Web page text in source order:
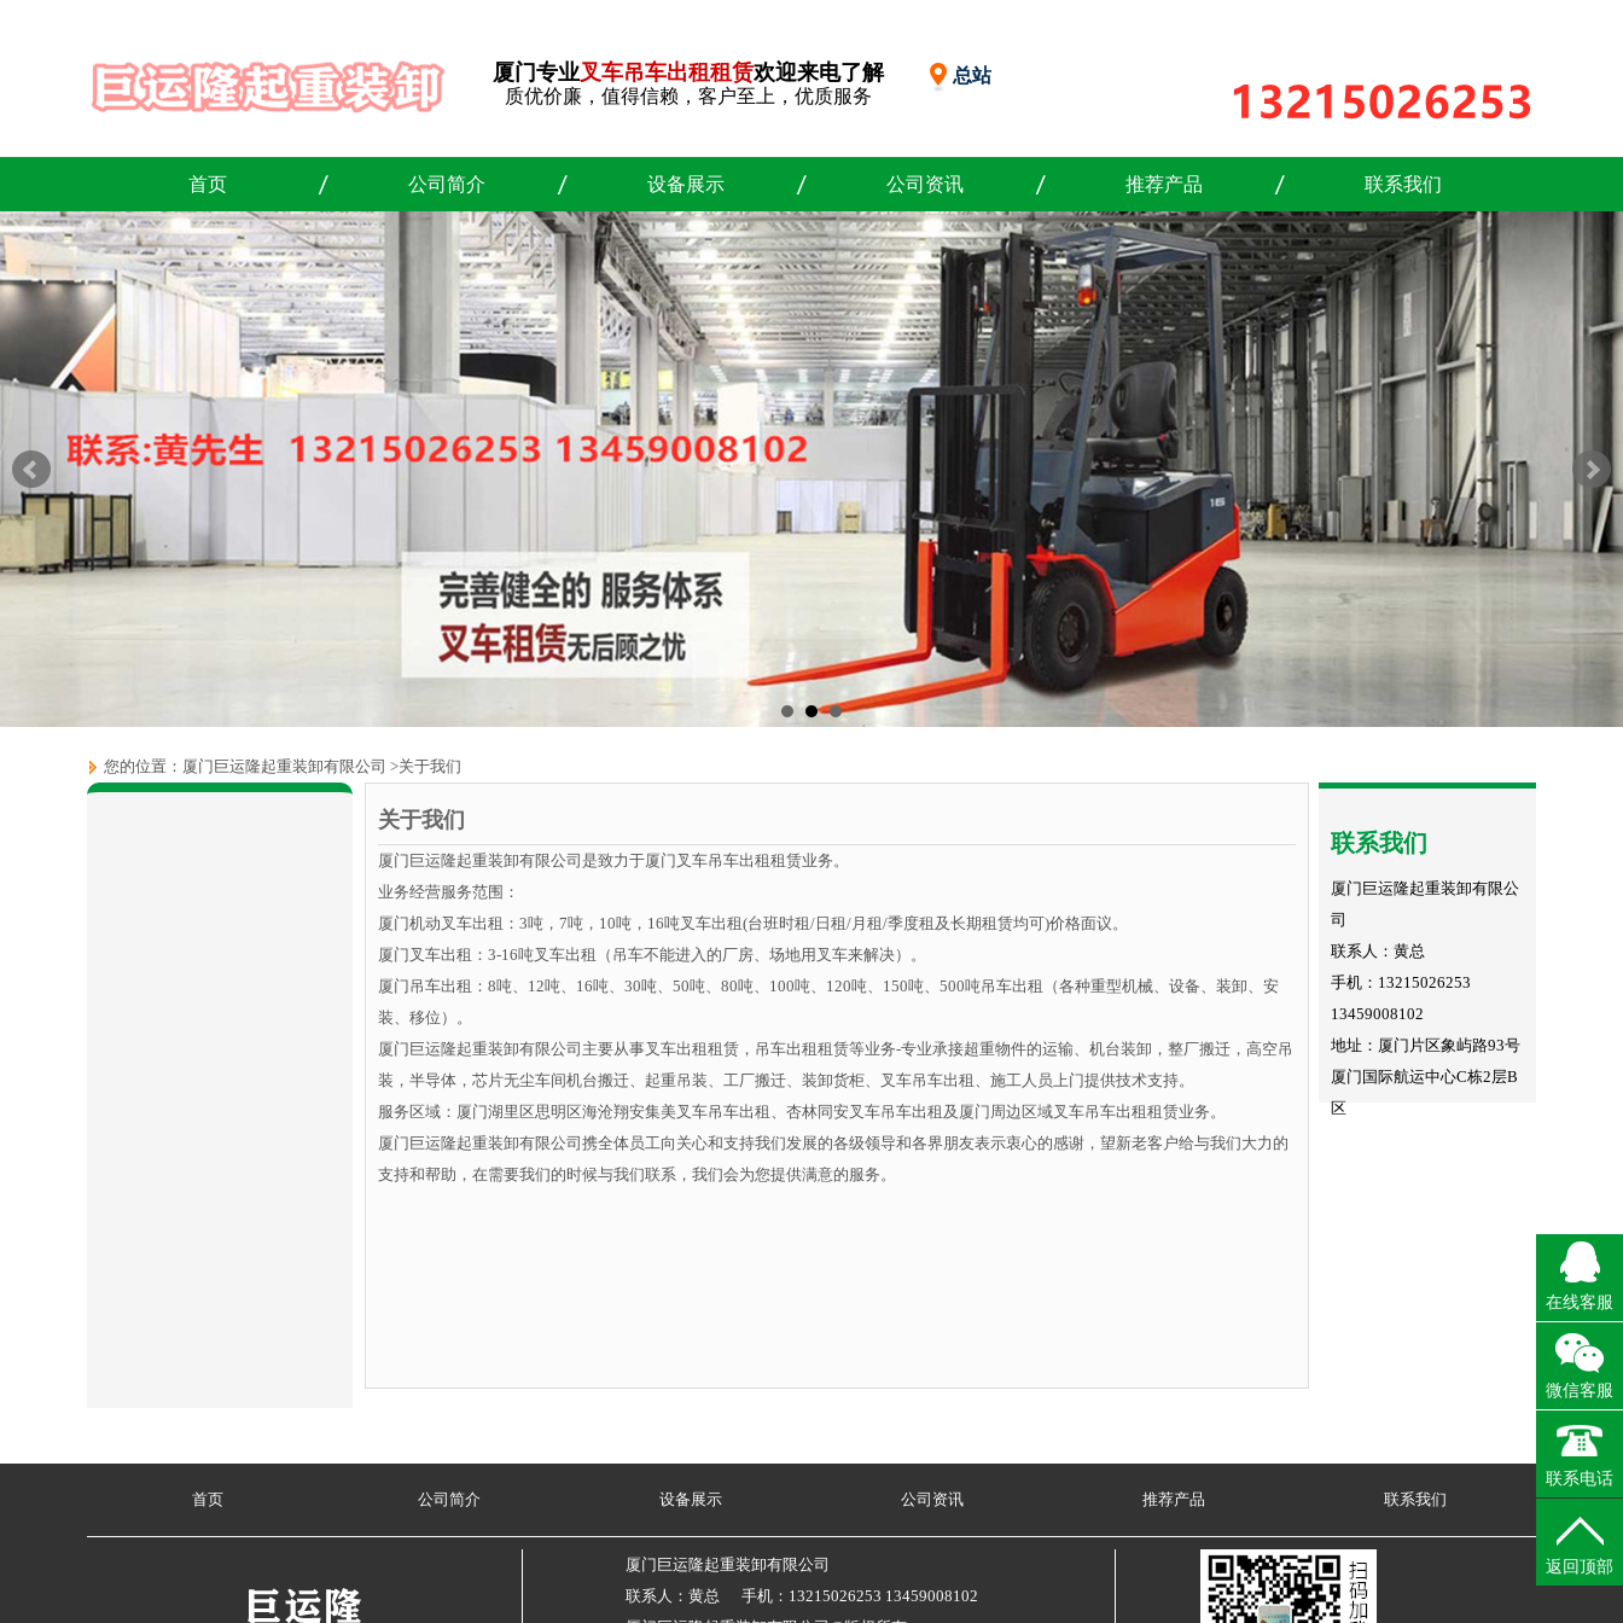
厦门专业叉车吊车出租租赁欢迎来电了解
质优价廉，值得信赖，客户至上，优质服务
总站
首页 公司简介 设备展示 公司资讯 推荐产品 联系我们
您的位置： 厦门巨运隆起重装卸有限公司 >关于我们
关于我们
厦门巨运隆起重装卸有限公司是致力于厦门叉车吊车出租租赁业务。
业务经营服务范围：
厦门机动叉车出租：3吨，7吨，10吨，16吨叉车出租(台班时租/日租/月租/季度租及长期租赁均可)价格面议。
厦门叉车出租：3-16吨叉车出租（吊车不能进入的厂房、场地用叉车来解决）。
厦门吊车出租：8吨、12吨、16吨、30吨、50吨、80吨、100吨、120吨、150吨、500吨吊车出租（各种重型机械、设备、装卸、安
装、移位）。
厦门巨运隆起重装卸有限公司主要从事叉车出租租赁，吊车出租租赁等业务-专业承接超重物件的运输、机台装卸，整厂搬迁，高空吊
装，半导体，芯片无尘车间机台搬迁、起重吊装、工厂搬迁、装卸货柜、叉车吊车出租、施工人员上门提供技术支持。
服务区域：厦门湖里区思明区海沧翔安集美叉车吊车出租、杏林同安叉车吊车出租及厦门周边区域叉车吊车出租租赁业务。
厦门巨运隆起重装卸有限公司携全体员工向关心和支持我们发展的各级领导和各界朋友表示衷心的感谢，望新老客户给与我们大力的
支持和帮助，在需要我们的时候与我们联系，我们会为您提供满意的服务。
联系我们
厦门巨运隆起重装卸有限公
司
联系人：黄总
手机：13215026253
13459008102
地址：厦门片区象屿路93号
厦门国际航运中心C栋2层B
区
首页 公司简介 设备展示 公司资讯 推荐产品 联系我们
厦门巨运隆起重装卸有限公司
联系人：黄总 手机：13215026253 13459008102
在线客服
微信客服
联系电话
返回顶部